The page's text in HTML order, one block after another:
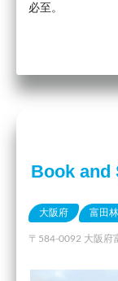
必至。
Book and
大阪府 富田
〒584-0092 大阪府